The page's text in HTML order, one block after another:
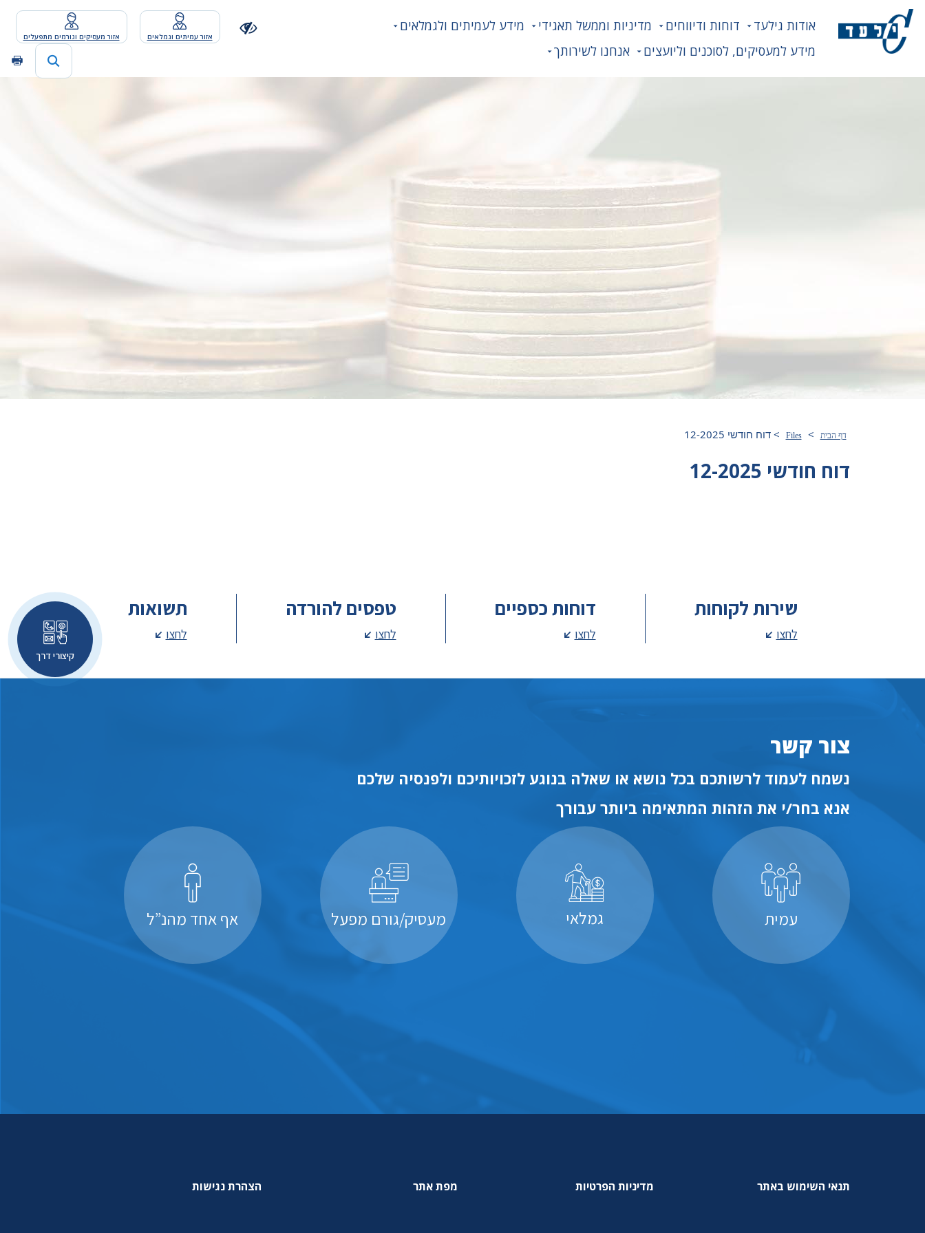
אודות גילעד דוחות ודיווחים מדיניות וממשל תאגידי
מידע לעמיתים ולגמלאים
מידע למעסיקים, לסוכנים וליועצים
אנחנו לשירותך
אזור עמיתים וגמלאים אזור מעסיקים וגורמים מתפעלים
קיצורי דרך
דף הבית >
Files
>דוח חודשי 12-2025
דוח חודשי 12-2025
שירות לקוחות
לחצו
דוחות כספיים
לחצו
טפסים להורדה
לחצו
תשואות
לחצו
צור קשר
נשמח לעמוד לרשותכם בכל נושא או שאלה בנוגע לזכויותיכם ולפנסיה שלכם
אנא בחר/י את הזהות המתאימה ביותר עבורך
עמית גמלאי מעסיק/גורם מפעל אף אחד מהנ”ל
תנאי השימוש באתר מדיניות הפרטיות מפת אתר הצהרת נגישות